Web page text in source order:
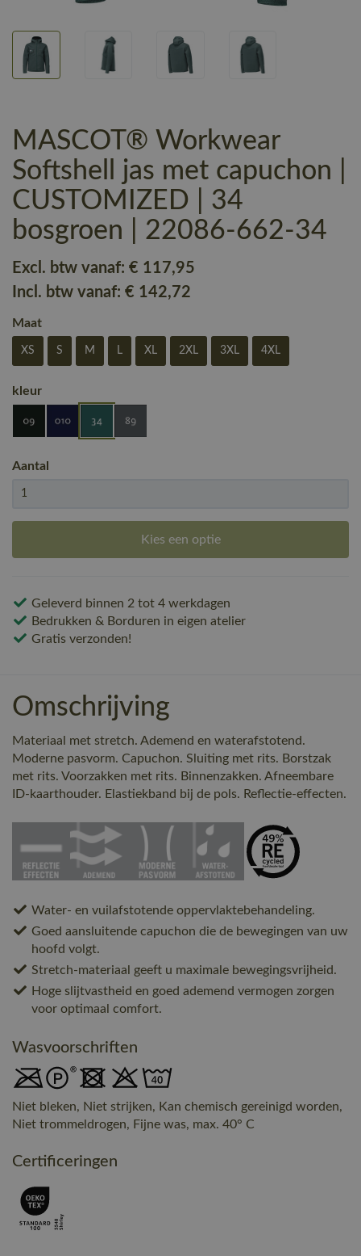
MASCOT® Workwear
Softshell jas met capuchon |
CUSTOMIZED | 34
bosgroen | 22086-662-34
Excl. btw vanaf: € 117,95
Incl. btw vanaf: € 142,72
Maat
XS S M L XL 2XL 3XL 4XL
kleur
Aantal
Kies een optie
Geleverd binnen 2 tot 4 werkdagen
Bedrukken & Borduren in eigen atelier
Gratis verzonden!
Omschrijving
Materiaal met stretch. Ademend en waterafstotend.
Moderne pasvorm. Capuchon. Sluiting met rits. Borstzak
met rits. Voorzakken met rits. Binnenzakken. Afneembare
ID-kaarthouder. Elastiekband bij de pols. Reflectie-effecten.
Water- en vuilafstotende oppervlaktebehandeling.
Goed aansluitende capuchon die de bewegingen van uw
hoofd volgt.
Stretch-materiaal geeft u maximale bewegingsvrijheid.
Hoge slijtvastheid en goed ademend vermogen zorgen
voor optimaal comfort.
Wasvoorschriften
Niet bleken, Niet strijken, Kan chemisch gereinigd worden,
Niet trommeldrogen, Fijne was, max. 40° C
Certificeringen